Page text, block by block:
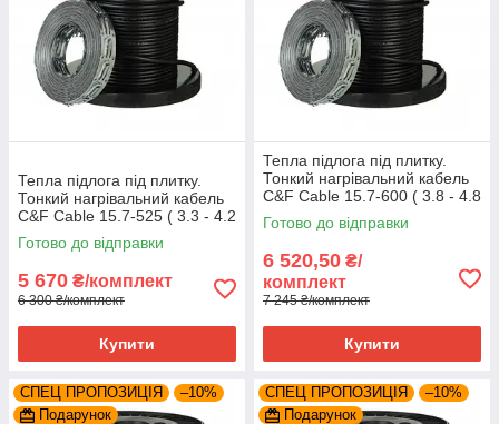
Тепла підлога під плитку.
Тонкий нагрівальний кабель
C&F Cable 15.7-525 ( 3.3 - 4.2
м²)
Готово до відправки
5 670 ₴/комплект
6 300 ₴/комплект
Купити
Тепла підлога під плитку.
Тонкий нагрівальний кабель
C&F Cable 15.7-600 ( 3.8 - 4.8
м²)
Готово до відправки
6 520,50 ₴/
комплект
7 245 ₴/комплект
Купити
СПЕЦ ПРОПОЗИЦІЯ
–10%
Подарунок
СПЕЦ ПРОПОЗИЦІЯ
–10%
Подарунок